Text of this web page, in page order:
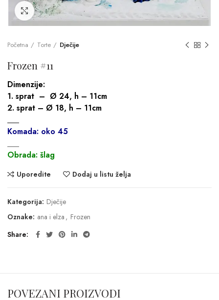
Click to enlarge
Početna Torte Dječije
Frozen #11
Dimenzije:
1. sprat – Ø 24, h – 11cm
2. sprat – Ø 18, h – 11cm
___
Komada: oko 45
Obrada: šlag
Uporedite Dodaj u listu želja
Kategorija: Dječije
Oznake: ana i elza , Frozen
Share
POVEZANI PROIZVODI